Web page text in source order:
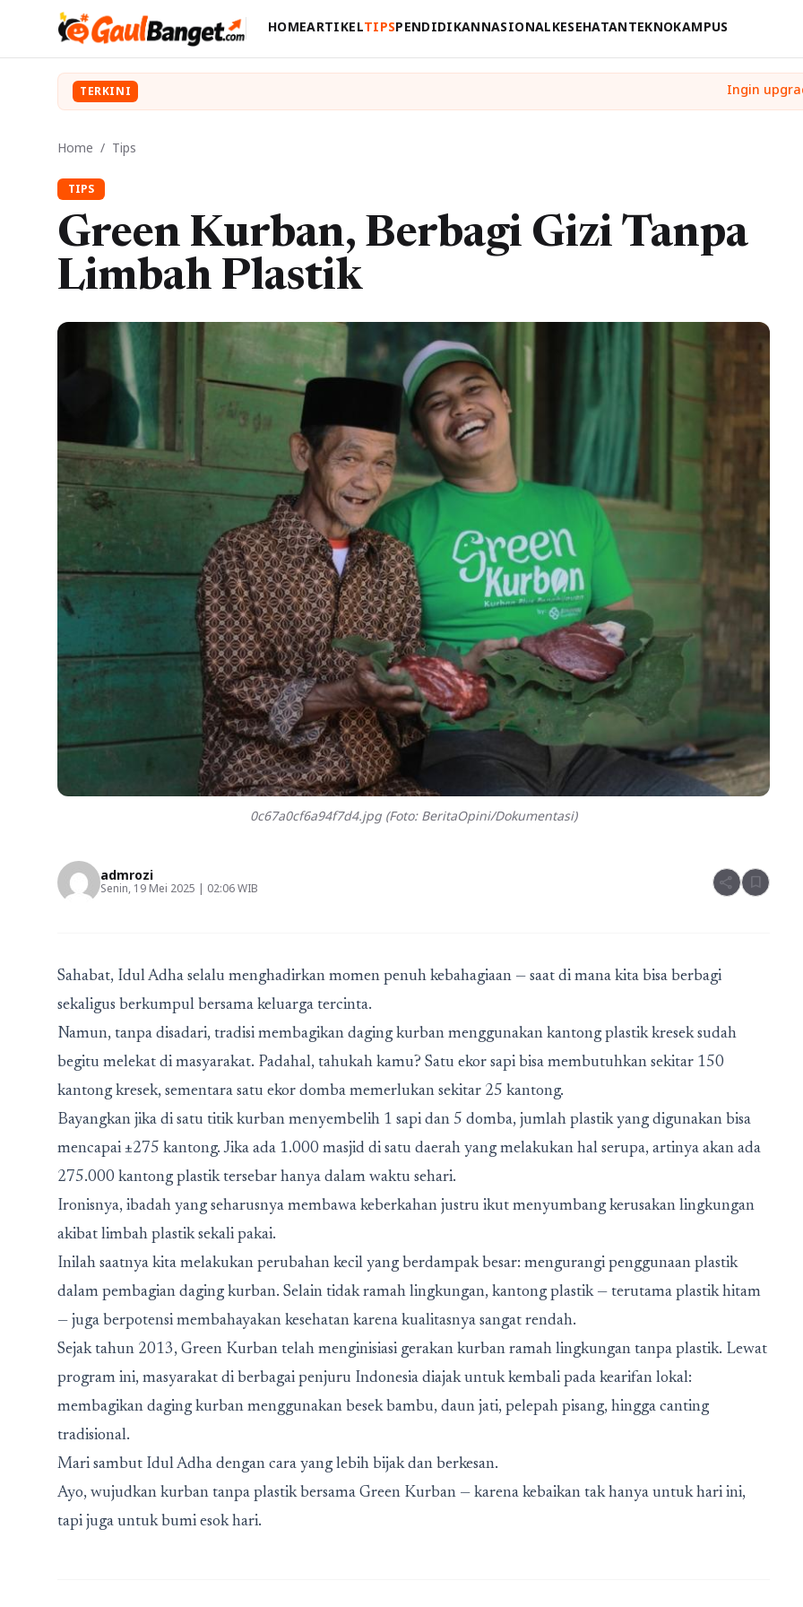
HOMEARTIKELTIPSPENDIDIKANNASIONALKESEHATANTEKNOKAMPUS
TERKINI
Home / Tips
TIPS
Green Kurban, Berbagi Gizi Tanpa
Limbah Plastik
0c67a0cf6a94f7d4.jpg (Foto: BeritaOpini/Dokumentasi)
admrozi
Senin, 19 Mei 2025 | 02:06 WIB share bookmark
Sahabat, Idul Adha selalu menghadirkan momen penuh kebahagiaan — saat di mana kita bisa berbagi
sekaligus berkumpul bersama keluarga tercinta.
Namun, tanpa disadari, tradisi membagikan daging kurban menggunakan kantong plastik kresek sudah
begitu melekat di masyarakat. Padahal, tahukah kamu? Satu ekor sapi bisa membutuhkan sekitar 150
kantong kresek, sementara satu ekor domba memerlukan sekitar 25 kantong.
Bayangkan jika di satu titik kurban menyembelih 1 sapi dan 5 domba, jumlah plastik yang digunakan bisa
mencapai ±275 kantong. Jika ada 1.000 masjid di satu daerah yang melakukan hal serupa, artinya akan ada
275.000 kantong plastik tersebar hanya dalam waktu sehari.
Ironisnya, ibadah yang seharusnya membawa keberkahan justru ikut menyumbang kerusakan lingkungan
akibat limbah plastik sekali pakai.
Inilah saatnya kita melakukan perubahan kecil yang berdampak besar: mengurangi penggunaan plastik
dalam pembagian daging kurban. Selain tidak ramah lingkungan, kantong plastik — terutama plastik hitam
— juga berpotensi membahayakan kesehatan karena kualitasnya sangat rendah.
Sejak tahun 2013, Green Kurban telah menginisiasi gerakan kurban ramah lingkungan tanpa plastik. Lewat
program ini, masyarakat di berbagai penjuru Indonesia diajak untuk kembali pada kearifan lokal:
membagikan daging kurban menggunakan besek bambu, daun jati, pelepah pisang, hingga canting
tradisional.
Mari sambut Idul Adha dengan cara yang lebih bijak dan berkesan.
Ayo, wujudkan kurban tanpa plastik bersama Green Kurban — karena kebaikan tak hanya untuk hari ini,
tapi juga untuk bumi esok hari.